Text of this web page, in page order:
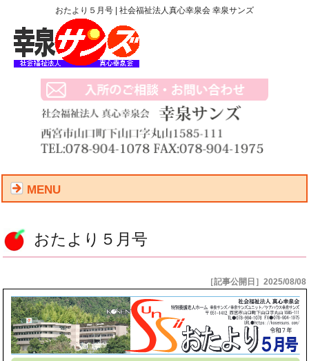
おたより５月号 | 社会福祉法人真心幸泉会 幸泉サンズ
MENU
おたより５月号
［記事公開日］2025/08/08